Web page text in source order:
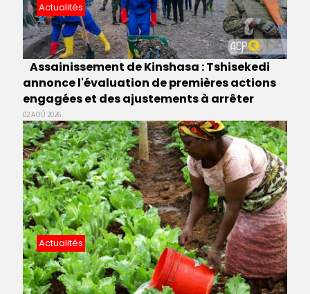
Actualités
Assainissement de Kinshasa : Tshisekedi
annonce l'évaluation de premières actions
engagées et des ajustements à arrêter
02 AOÛ 2026
Actualités